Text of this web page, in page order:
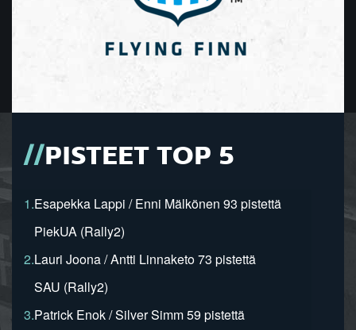
PISTEET TOP 5
1.Esapekka Lappi / Enni Mälkönen 93 pistettä
PiekUA (Rally2)
2.Lauri Joona / Antti Linnaketo 73 pistettä
SAU (Rally2)
3.Patrick Enok / Silver Simm 59 pistettä